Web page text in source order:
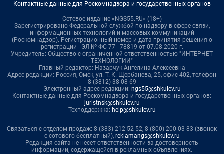
Контактные данные для Роскомнадзора и государственных органов
Сетевое издание «NGS55.RU» (18+)
Зарегистрировано Федеральной службой по надзору в сфере связи,
информационных технологий и массовых коммуникаций
(Роскомнадзор). Регистрационный номер и дата принятия решения о
регистрации - ЭЛ № ФС 77 - 78819 от 07.08.2020 г.
Учредитель: Общество с ограниченной ответственностью "ИНТЕРНЕТ
ТЕХНОЛОГИИ"
Главный редактор: Назарчук Ангелина Алексеевна
Адрес редакции: Россия, Омск, ул. Т. К. Щербанева, 25, офис 402, телефон
8 (3812) 38-08-69
Электронный адрес редакции: ngs55@shkulev.ru
Контактные данные для Роскомнадзора и государственных органов:
juristnsk@shkulev.ru
Техподдержка: help@shkulev.ru
Связаться с отделом продаж: 8 (383) 212-52-52, 8 (800) 200-03-83 (звонок
с сотового бесплатный), reklamangs@shkulev.ru
Редакция сайта не несет ответственности за достоверность
информации, содержащейся в рекламных объявлениях.